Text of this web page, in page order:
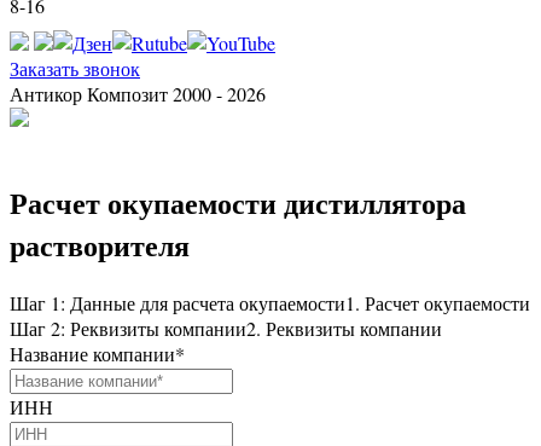
8-16
Заказать звонок
Антикор Композит 2000 - 2026
Расчет окупаемости дистиллятора
растворителя
Шаг 1: Данные для расчета окупаемости1. Расчет окупаемости
Шаг 2: Реквизиты компании2. Реквизиты компании
Название компании*
ИНН